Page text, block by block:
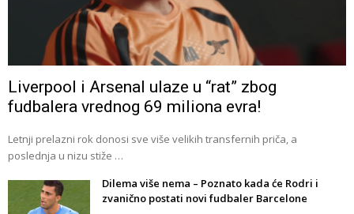
Liverpool i Arsenal ulaze u “rat” zbog
fudbalera vrednog 69 miliona evra!
Letnji prelazni rok donosi sve više velikih transfernih priča, a
poslednja u nizu stiže …
Dilema više nema – Poznato kada će Rodri i
zvanično postati novi fudbaler Barcelone